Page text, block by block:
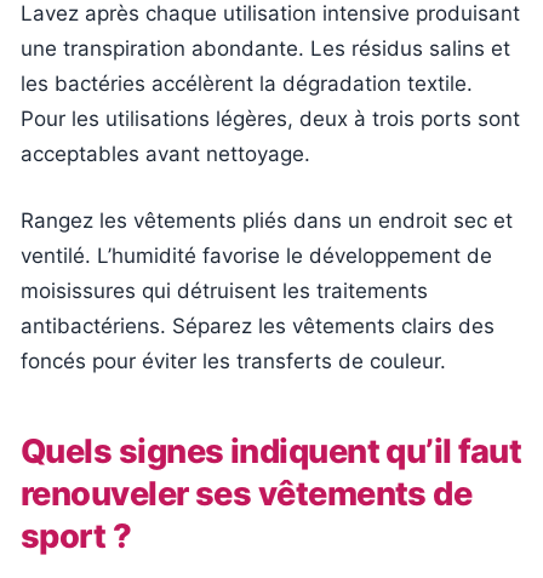
Lavez après chaque utilisation intensive produisant
une transpiration abondante. Les résidus salins et
les bactéries accélèrent la dégradation textile.
Pour les utilisations légères, deux à trois ports sont
acceptables avant nettoyage.
Rangez les vêtements pliés dans un endroit sec et
ventilé. L’humidité favorise le développement de
moisissures qui détruisent les traitements
antibactériens. Séparez les vêtements clairs des
foncés pour éviter les transferts de couleur.
Quels signes indiquent qu’il faut
renouveler ses vêtements de
sport ?